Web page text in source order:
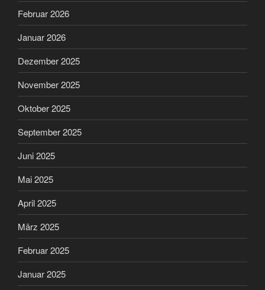
Februar 2026
Januar 2026
Dezember 2025
November 2025
Oktober 2025
September 2025
Juni 2025
Mai 2025
April 2025
März 2025
Februar 2025
Januar 2025